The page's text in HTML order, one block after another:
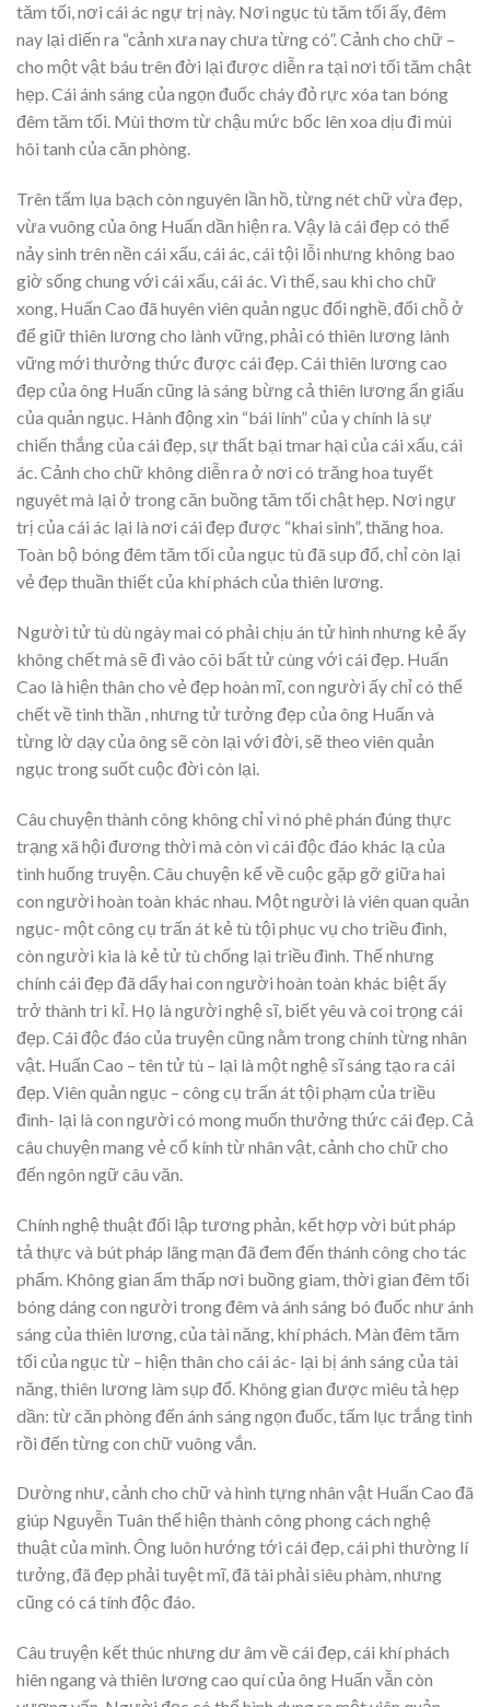
tăm tối, nơi cái ác ngự trị này. Nơi ngục tù tăm tối ấy, đêm
nay lại diến ra “cảnh xưa nay chưa từng có”. Cảnh cho chữ –
cho một vật báu trên đời lại được diễn ra tại nơi tối tăm chật
hẹp. Cái ánh sáng của ngọn đuốc cháy đỏ rực xóa tan bóng
đêm tăm tối. Mùi thơm từ chậu mức bốc lên xoa dịu đi mùi
hôi tanh của căn phòng.
Trên tấm lụa bạch còn nguyên lần hồ, từng nét chữ vừa đẹp,
vừa vuông của ông Huấn dần hiện ra. Vậy là cái đẹp có thể
nảy sinh trên nền cái xấu, cái ác, cái tội lỗi nhưng không bao
giờ sống chung với cái xấu, cái ác. Vì thế, sau khi cho chữ
xong, Huấn Cao đã huyên viên quản ngục đổi nghề, đổi chỗ ở
để giữ thiên lương cho lành vững, phải có thiên lương lành
vững mới thưởng thức được cái đẹp. Cái thiên lương cao
đẹp của ông Huấn cũng là sáng bừng cả thiên lương ẩn giấu
của quản ngục. Hành động xin “bái lính” của y chính là sự
chiến thắng của cái đẹp, sự thất bại tmar hại của cái xấu, cái
ác. Cảnh cho chữ không diễn ra ở nơi có trăng hoa tuyết
nguyêt mà lại ở trong căn buồng tăm tối chật hẹp. Nơi ngự
trị của cái ác lại là nơi cái đẹp được “khai sinh”, thăng hoa.
Toàn bộ bóng đêm tăm tối của ngục tù đã sụp đổ, chỉ còn lại
vẻ đẹp thuần thiết của khí phách của thiên lương.
Người tử tù dù ngày mai có phải chịu án tử hình nhưng kẻ ấy
không chết mà sẽ đi vào cõi bất tử cùng với cái đẹp. Huấn
Cao là hiện thân cho vẻ đẹp hoàn mĩ, con người ấy chỉ có thể
chết về tinh thần , nhưng tử tưởng đẹp của ông Huấn và
từng lờ dạy của ông sẽ còn lại với đời, sẽ theo viên quản
ngục trong suốt cuộc đời còn lại.
Câu chuyện thành công không chỉ vì nó phê phán đúng thực
trạng xã hội đương thời mà còn vì cái độc đáo khác lạ của
tình huống truyện. Câu chuyện kể về cuộc gặp gỡ giữa hai
con người hoàn toàn khác nhau. Một người là viên quan quản
ngục- một công cụ trấn át kẻ tù tội phục vụ cho triều đình,
còn người kia là kẻ tử tù chống lại triều đình. Thế nhưng
chính cái đẹp đã dẩy hai con người hoàn toàn khác biệt ấy
trở thành tri kỉ. Họ là người nghệ sĩ, biết yêu và coi trọng cái
đẹp. Cái độc đáo của truyện cũng nằm trong chính từng nhân
vật. Huấn Cao – tên tử tù – lại là một nghệ sĩ sáng tạo ra cái
đẹp. Viên quản ngục – công cụ trấn át tội phạm của triều
đình- lại là con người có mong muốn thưởng thức cái đẹp. Cả
câu chuyện mang vẻ cổ kính từ nhân vật, cảnh cho chữ cho
đến ngôn ngữ câu văn.
Chính nghệ thuật đối lập tương phản, kết hợp vời bút pháp
tả thực và bút pháp lãng mạn đã đem đến thánh công cho tác
phẩm. Không gian ẩm thấp nơi buồng giam, thời gian đêm tối
bóng dáng con người trong đêm và ánh sáng bó đuốc như ánh
sáng của thiên lương, của tài năng, khí phách. Màn đêm tăm
tối của ngục từ – hiện thân cho cái ác- lại bị ánh sáng của tài
năng, thiên lương làm sụp đổ. Không gian được miêu tả hẹp
dần: từ căn phòng đến ánh sáng ngọn đuốc, tấm lục trắng tinh
rồi đến từng con chữ vuông vắn.
Dường như, cảnh cho chữ và hình tựng nhân vật Huấn Cao đã
giúp Nguyễn Tuân thể hiện thành công phong cách nghệ
thuật của mình. Ông luôn hướng tới cái đẹp, cái phi thường lí
tưởng, đã đẹp phải tuyệt mĩ, đã tài phải siêu phàm, nhưng
cũng có cá tính độc đáo.
Câu truyện kết thúc nhưng dư âm về cái đẹp, cái khí phách
hiên ngang và thiên lương cao quí của ông Huấn vẫn còn